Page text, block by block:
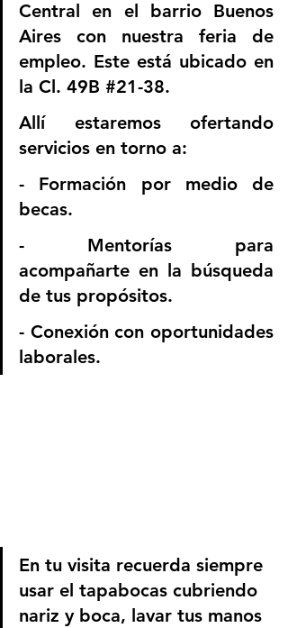
Central en el barrio Buenos
Aires con nuestra feria de
empleo. Este está ubicado en
la Cl. 49B #21-38.
Allí estaremos ofertando
servicios en torno a:
- Formación por medio de
becas.
- Mentorías para
acompañarte en la búsqueda
de tus propósitos.
- Conexión con oportunidades
laborales.
En tu visita recuerda siempre
usar el tapabocas cubriendo
nariz y boca, lavar tus manos